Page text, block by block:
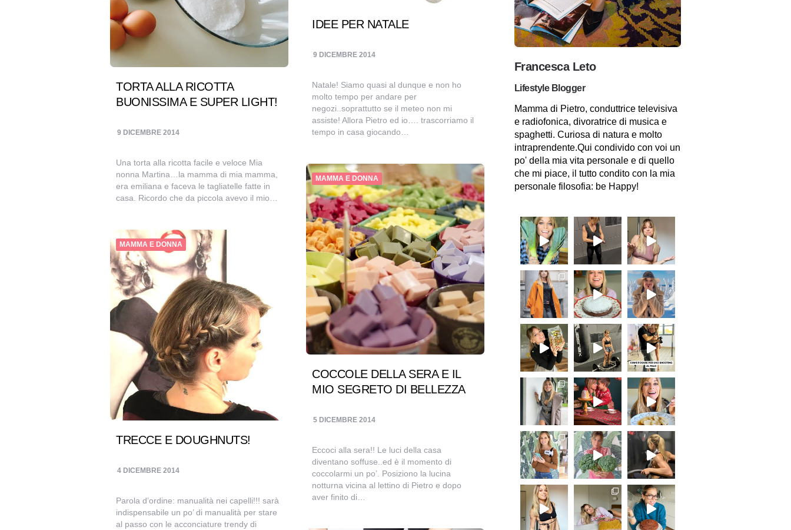
IDEE PER NATALE
9 DICEMBRE 2014
Natale! Siamo quasi al dunque e non ho
molto tempo per andare per
negozi..soprattutto se il meteo non mi
assiste! Allora Pietro ed io…. trascorriamo il
tempo in casa giocando…
TORTA ALLA RICOTTA
BUONISSIMA E SUPER LIGHT!
9 DICEMBRE 2014
Una torta alla ricotta facile e veloce Mia
nonna Martina…la mamma di mia mamma,
era emiliana e faceva le tagliatelle fatte in
casa. Ricordo che da piccola avevo il mio…
MAMMA E DONNA
COCCOLE DELLA SERA E IL
MIO SEGRETO DI BELLEZZA
5 DICEMBRE 2014
Eccoci alla sera!! Le luci della casa
diventano soffuse..ed è il momento di
coccolarmi un po’. Posiziono la lucina
notturna vicina al lettino di Pietro e dopo
aver finito di…
MAMMA E DONNA
TRECCE E DOUGHNUTS!
4 DICEMBRE 2014
Parola d’ordine: manualità nei capelli!!! sarà
indispensabile un po’ di manualità per stare
al passo con le acconciature trendy di
Francesca Leto
Lifestyle Blogger
Mamma di Pietro, conduttrice televisiva
e radiofonica, divoratrice di musica e
spaghetti. Curiosa di natura e molto
intraprendente.Qui condivido con voi un
po' della mia vita personale e di quello
che mi piace, il tutto condito con la mia
personale filosofia: be Happy!